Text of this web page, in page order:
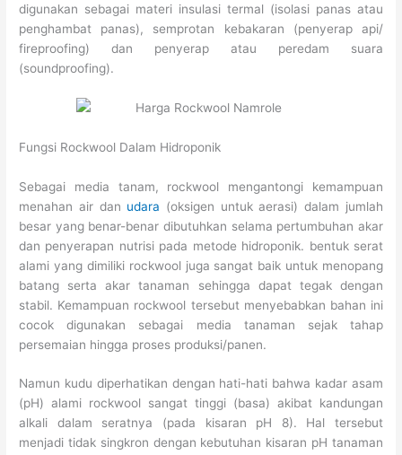
digunakan sebagai materi insulasi termal (isolasi panas atau
penghambat panas), semprotan kebakaran (penyerap api/
fireproofing) dan penyerap atau peredam suara
(soundproofing).
Fungsi Rockwool Dalam Hidroponik
Sebagai media tanam, rockwool mengantongi kemampuan
menahan air dan udara (oksigen untuk aerasi) dalam jumlah
besar yang benar-benar dibutuhkan selama pertumbuhan akar
dan penyerapan nutrisi pada metode hidroponik. bentuk serat
alami yang dimiliki rockwool juga sangat baik untuk menopang
batang serta akar tanaman sehingga dapat tegak dengan
stabil. Kemampuan rockwool tersebut menyebabkan bahan ini
cocok digunakan sebagai media tanaman sejak tahap
persemaian hingga proses produksi/panen.
Namun kudu diperhatikan dengan hati-hati bahwa kadar asam
(pH) alami rockwool sangat tinggi (basa) akibat kandungan
alkali dalam seratnya (pada kisaran pH 8). Hal tersebut
menjadi tidak singkron dengan kebutuhan kisaran pH tanaman